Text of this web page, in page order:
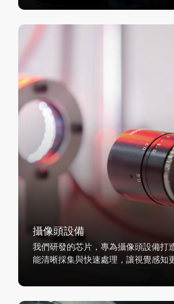
攝像頭設備
我們研發的芯片，專為攝像頭設備打
能清晰採集與快速處理，讓視覺感知